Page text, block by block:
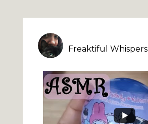
Freaktiful Whispers